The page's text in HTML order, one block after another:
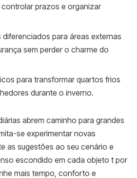
prazos e organizar
diferenciados para áreas externas
sem perder o charme do
para transformar quartos frios
durante o inverno.
abrem caminho para grandes
se experimentar novas
as sugestões ao seu cenário e
escondido em cada objeto t por
mais tempo, conforto e